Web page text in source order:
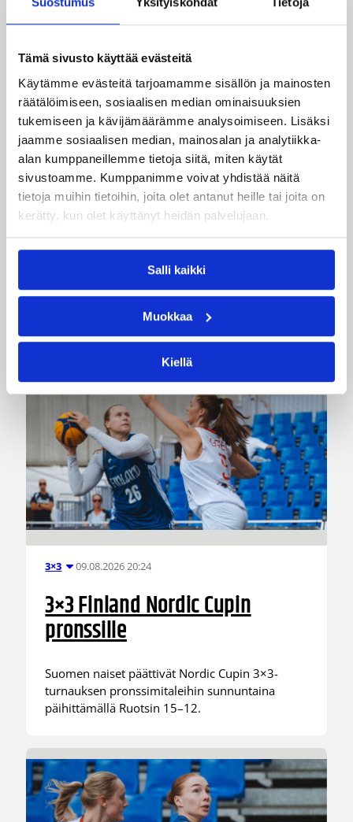
Tämä sivusto käyttää evästeitä
Käytämme evästeitä tarjoamamme sisällön ja mainosten
räätälöimiseen, sosiaalisen median ominaisuuksien
tukemiseen ja kävijämäärämme analysoimiseen. Lisäksi
jaamme sosiaalisen median, mainosalan ja analytiikka-
alan kumppaneillemme tietoja siitä, miten käytät
sivustoamme. Kumppanimme voivat yhdistää näitä
tietoja muihin tietoihin, joita olet antanut heille tai joita on
kerätty, kun olet käyttänyt heidän palvelujaan.
Salli kaikki
Muokkaa
Kiellä
Suomen 18-vuotiaat tytöt
päättivät EM-kisat
pronssijuhliin
Suomen 18-vuotiaat tytöt päättivät EM-kisansa
upeasti pronssimitaliin, kun Serbia kaatui
pronssiottelussa vakuuttavasti 75–52.
neljänneksen jälkeen ottelun itselleen vahvalla
joukkuepelaamisella ja karkasi toisella
puoliajalla Serbian tavoittamattomiin.
3×3 09.08.2026 20:24
3×3 Finland Nordic Cupin
pronssille
Suomen naiset päättivät Nordic Cupin 3×3-
turnauksen pronssimitaleihin sunnuntaina
päihittämällä Ruotsin 15–12.